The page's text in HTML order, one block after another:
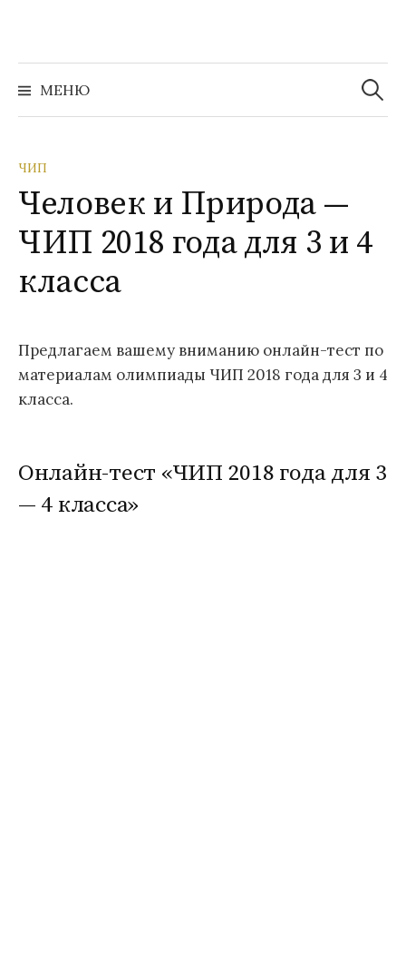
содержимому
МЕНЮ
Найти:
ЧИП
Человек и Природа —
ЧИП 2018 года для 3 и 4
класса
Предлагаем вашему вниманию онлайн-тест по
материалам олимпиады ЧИП 2018 года для 3 и 4
класса.
Онлайн-тест «ЧИП 2018 года для 3
— 4 класса»